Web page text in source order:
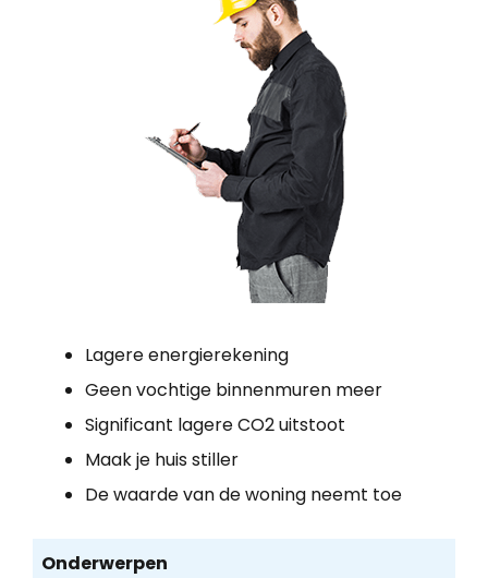
Lagere energierekening
Geen vochtige binnenmuren meer
Significant lagere CO2 uitstoot
Maak je huis stiller
De waarde van de woning neemt toe
Onderwerpen